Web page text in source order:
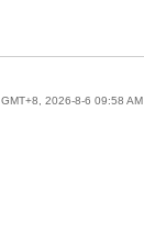
GMT+8, 2026-8-6 09:58 AM